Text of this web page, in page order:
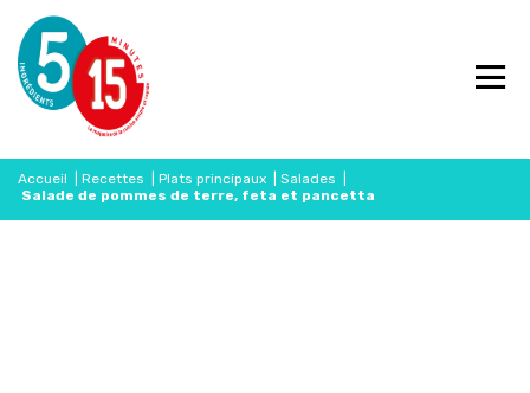
Accueil Recettes Plats principaux Salades
Salade de pommes de terre, feta et pancetta